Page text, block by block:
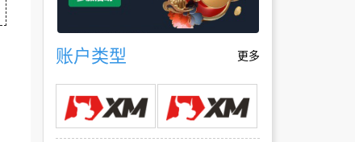
账户类型 更多